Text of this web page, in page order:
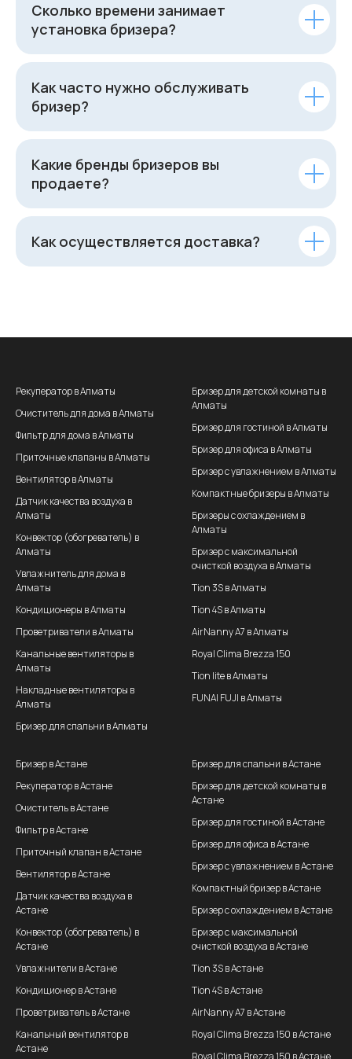
Сколько времени занимает
установка бризера?
Как часто нужно обслуживать
бризер?
Какие бренды бризеров вы
продаете?
Как осуществляется доставка?
Рекуператор в Алматы
Очиститель для дома в Алматы
Фильтр для дома в Алматы
Приточные клапаны в Алматы
Вентилятор в Алматы
Датчик качества воздуха в
Алматы
Конвектор (обогреватель) в
Алматы
Увлажнитель для дома в
Алматы
Кондиционеры в Алматы
Проветриватели в Алматы
Канальные вентиляторы в
Алматы
Накладные вентиляторы в
Алматы
Бризер для спальни в Алматы
Бризер для детской комнаты в
Алматы
Бризер для гостиной в Алматы
Бризер для офиса в Алматы
Бризер с увлажнением в Алматы
Компактные бризеры в Алматы
Бризеры с охлаждением в
Алматы
Бризер с максимальной
очисткой воздуха в Алматы
Tion 3S в Алматы
Tion 4S в Алматы
AirNanny A7 в Алматы
Royal Clima Brezza 150
Tion lite в Алматы
FUNAI FUJI в Алматы
Бризер в Астане
Рекуператор в Астане
Очиститель в Астане
Фильтр в Астане
Приточный клапан в Астане
Вентилятор в Астане
Датчик качества воздуха в
Астане
Конвектор (обогреватель) в
Астане
Увлажнители в Астане
Кондиционер в Астане
Проветриватель в Астане
Канальный вентилятор в
Астане
Бризер для спальни в Астане
Бризер для детской комнаты в
Астане
Бризер для гостиной в Астане
Бризер для офиса в Астане
Бризер с увлажнением в Астане
Компактный бризер в Астане
Бризер с охлаждением в Астане
Бризер с максимальной
очисткой воздуха в Астане
Tion 3S в Астане
Tion 4S в Астане
AirNanny A7 в Астане
Royal Clima Brezza 150 в Астане